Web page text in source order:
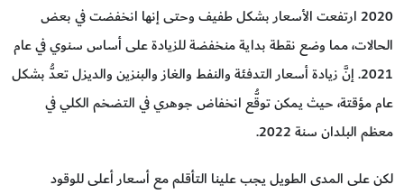
2020 ارتفعت الأسعار بشكل طفيف وحتى إنها انخفضت في بعض
الحالات، مما وضع نقطة بداية منخفضة للزيادة على أساس سنوي في عام
2021. إنَّ زيادة أسعار التدفئة والنفط والغاز والبنزين والديزل تعدُّ بشكل
عام مؤقتة، حيث يمكن توقُّع انخفاض جوهري في التضخم الكلي في
معظم البلدان سنة 2022.
لكن على المدى الطويل يجب علينا التأقلم مع أسعار أعلى للوقود